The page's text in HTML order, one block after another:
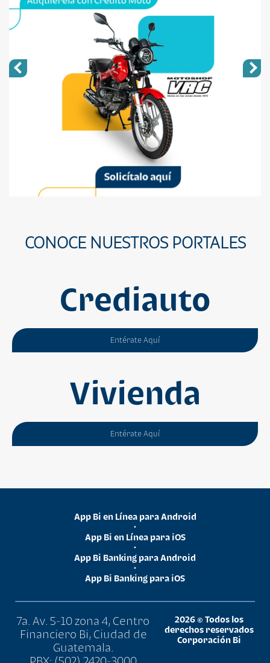
CONOCE NUESTROS PORTALES
Crediauto
Entérate Aquí
Vivienda
Entérate Aquí
App Bi en Línea para Android
•
App Bi en Línea para iOS
•
App Bi Banking para Android
•
App Bi Banking para iOS
7a. Av. 5-10 zona 4, Centro
Financiero Bi, Ciudad de
Guatemala.
2026 © Todos los
derechos reservados
Corporación Bi